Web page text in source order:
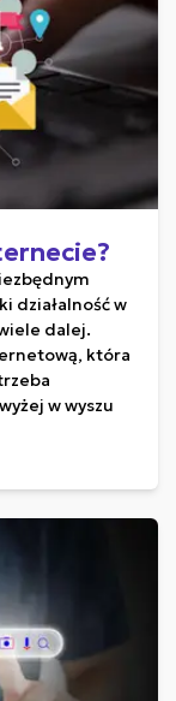
działalność w
dalej.
która
w wyszu